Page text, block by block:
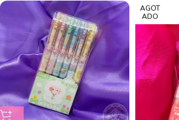
AGOT
ADO